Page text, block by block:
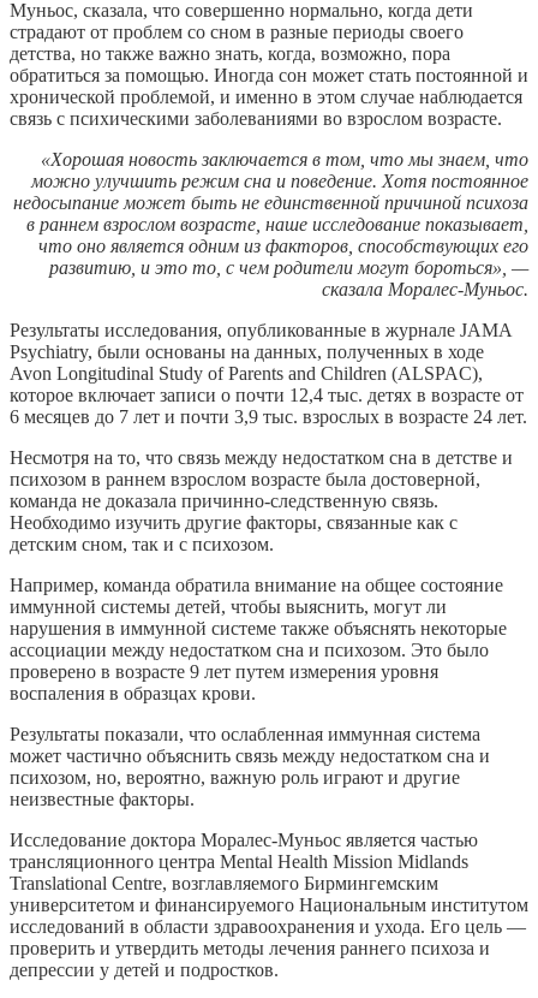
Муньос, сказала, что совершенно нормально, когда дети
страдают от проблем со сном в разные периоды своего
детства, но также важно знать, когда, возможно, пора
обратиться за помощью. Иногда сон может стать постоянной и
хронической проблемой, и именно в этом случае наблюдается
связь с психическими заболеваниями во взрослом возрасте.
«Хорошая новость заключается в том, что мы знаем, что
можно улучшить режим сна и поведение. Хотя постоянное
недосыпание может быть не единственной причиной психоза
в раннем взрослом возрасте, наше исследование показывает,
что оно является одним из факторов, способствующих его
развитию, и это то, с чем родители могут бороться», —
сказала Моралес-Муньос.
Результаты исследования, опубликованные в журнале JAMA
Psychiatry, были основаны на данных, полученных в ходе
Avon Longitudinal Study of Parents and Children (ALSPAC),
которое включает записи о почти 12,4 тыс. детях в возрасте от
6 месяцев до 7 лет и почти 3,9 тыс. взрослых в возрасте 24 лет.
Несмотря на то, что связь между недостатком сна в детстве и
психозом в раннем взрослом возрасте была достоверной,
команда не доказала причинно-следственную связь.
Необходимо изучить другие факторы, связанные как с
детским сном, так и с психозом.
Например, команда обратила внимание на общее состояние
иммунной системы детей, чтобы выяснить, могут ли
нарушения в иммунной системе также объяснять некоторые
ассоциации между недостатком сна и психозом. Это было
проверено в возрасте 9 лет путем измерения уровня
воспаления в образцах крови.
Результаты показали, что ослабленная иммунная система
может частично объяснить связь между недостатком сна и
психозом, но, вероятно, важную роль играют и другие
неизвестные факторы.
Исследование доктора Моралес-Муньос является частью
трансляционного центра Mental Health Mission Midlands
Translational Centre, возглавляемого Бирмингемским
университетом и финансируемого Национальным институтом
исследований в области здравоохранения и ухода. Его цель —
проверить и утвердить методы лечения раннего психоза и
депрессии у детей и подростков.